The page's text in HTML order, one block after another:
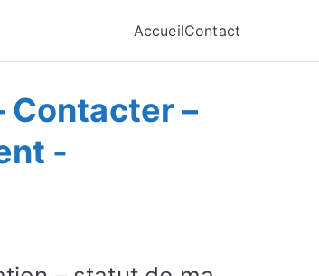
AccueilContact
Contacter –
-